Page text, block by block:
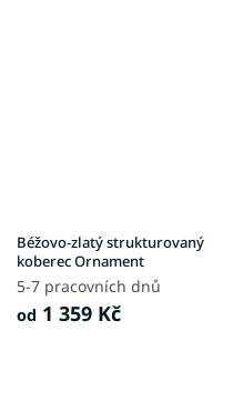
Béžovo-zlatý strukturovaný
koberec Ornament
5-7 pracovních dnů
od 1 359 Kč